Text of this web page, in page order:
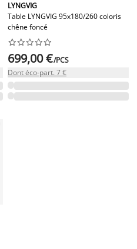
LYNGVIG
Table LYNGVIG 95x180/260 coloris
chêne foncé






699,00 €/PCS
Dont éco-part. 7 €